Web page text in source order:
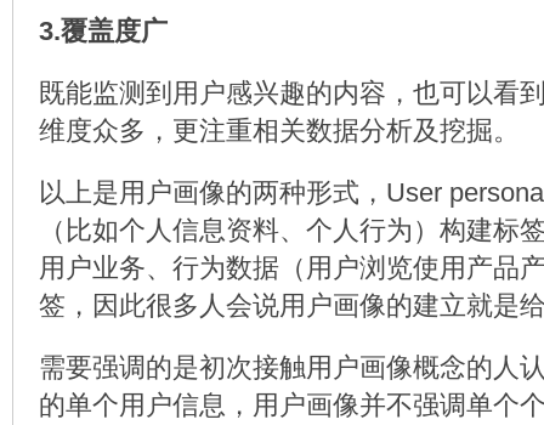
3.覆盖度广
既能监测到用户感兴趣的内容，也可以看
维度众多，更注重相关数据分析及挖掘。
以上是用户画像的两种形式，User
（比如个人信息资料、个人行为）构建标
用户业务、行为数据（用户浏览使用产品
签，因此很多人会说用户画像的建立就是
需要强调的是初次接触用户画像概念的人
的单个用户信息，用户画像并不强调单个